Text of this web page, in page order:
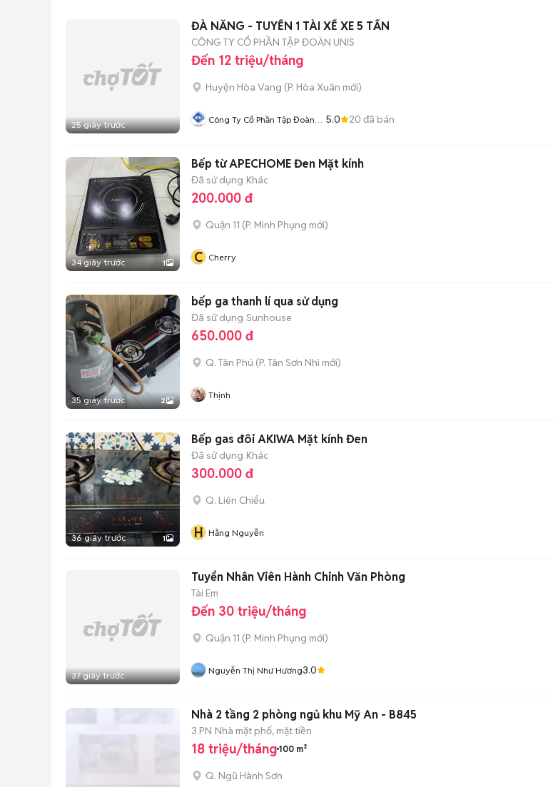
25 giây trước
ĐÀ NẴNG - TUYỂN 1 TÀI XẾ XE 5 TẤN
CÔNG TY CỔ PHẦN TẬP ĐOÀN UNIS
Đến 12 triệu/tháng
Huyện Hòa Vang (P. Hòa Xuân mới)
Công Ty Cổ Phần Tập Đoàn
5.0 20 đã bán
34 giây trước 1
Bếp từ APECHOME Đen Mặt kính
Đã sử dụng Khác
200.000 đ
Quận 11 (P. Minh Phụng mới)
C Cherry
35 giây trước 2
bếp ga thanh lí qua sử dụng
Đã sử dụng Sunhouse
650.000 đ
Q. Tân Phú (P. Tân Sơn Nhì mới)
Thịnh
36 giây trước 1
Bếp gas đôi AKIWA Mặt kính Đen
Đã sử dụng Khác
300.000 đ
Q. Liên Chiểu
H Hằng Nguyễn
37 giây trước
Tuyển Nhân Viên Hành Chinh Văn Phòng
Tài Em
Đến 30 triệu/tháng
Quận 11 (P. Minh Phụng mới)
Nguyễn Thị Như Hương3.0
Nhà 2 tầng 2 phòng ngủ khu Mỹ An - B845
3 PN Nhà mặt phố, mặt tiền
18 triệu/tháng 100 m²
Q. Ngũ Hành Sơn